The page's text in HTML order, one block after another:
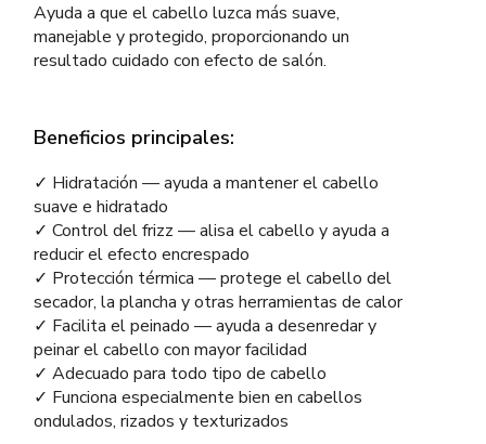
Ayuda a que el cabello luzca más suave,
manejable y protegido, proporcionando un
resultado cuidado con efecto de salón.
Beneficios principales:
✓ Hidratación — ayuda a mantener el cabello
suave e hidratado
✓ Control del frizz — alisa el cabello y ayuda a
reducir el efecto encrespado
✓ Protección térmica — protege el cabello del
secador, la plancha y otras herramientas de calor
✓ Facilita el peinado — ayuda a desenredar y
peinar el cabello con mayor facilidad
✓ Adecuado para todo tipo de cabello
✓ Funciona especialmente bien en cabellos
ondulados, rizados y texturizados